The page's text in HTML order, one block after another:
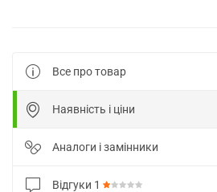
Все про товар
Наявність і ціни
Аналоги і замінники
Відгуки 1